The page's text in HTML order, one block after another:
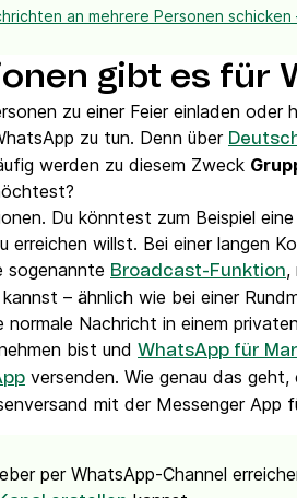
an mehrere Personen
gibt es für
zu einer Feier einladen
zu tun. Denn über
werden zu diesem Zweck
Du könntest zum Beispiel
erreichen willst. Bei einer langen
sogenannte Broadcast-Funktion,
– ähnlich wie bei einer
Nachricht in einem
bist und WhatsApp für
versenden. Wie genau das
mit der Messenger App
per WhatsApp-Channel